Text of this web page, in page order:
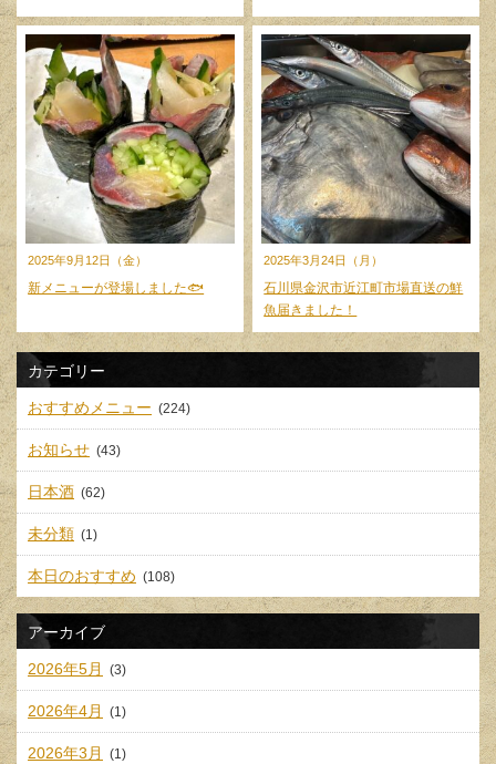
2025年9月12日（金）
新メニューが登場しました🐟
2025年3月24日（月）
石川県金沢市近江町市場直送の鮮
魚届きました！
カテゴリー
おすすめメニュー (224)
お知らせ (43)
日本酒 (62)
未分類 (1)
本日のおすすめ (108)
アーカイブ
2026年5月 (3)
2026年4月 (1)
2026年3月 (1)